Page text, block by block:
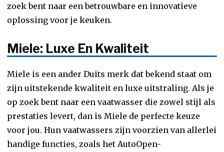
zoek bent naar een betrouwbare en innovatieve
oplossing voor je keuken.
Miele: Luxe En Kwaliteit
Miele is een ander Duits merk dat bekend staat om
zijn uitstekende kwaliteit en luxe uitstraling. Als je
op zoek bent naar een vaatwasser die zowel stijl als
prestaties levert, dan is Miele de perfecte keuze
voor jou. Hun vaatwassers zijn voorzien van allerlei
handige functies, zoals het AutoOpen-